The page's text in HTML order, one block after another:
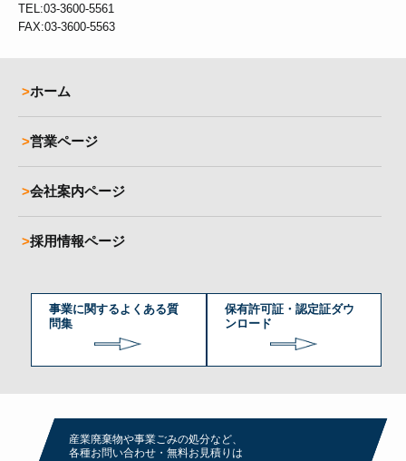
TEL:03-3600-5561
FAX:03-3600-5563
ホーム
営業ページ
会社案内ページ
採用情報ページ
事業に関するよくある質
問集
保有許可証・認定証ダウ
ンロード
産業廃棄物や事業ごみの処分など、
各種お問い合わせ・無料お⾒積りは